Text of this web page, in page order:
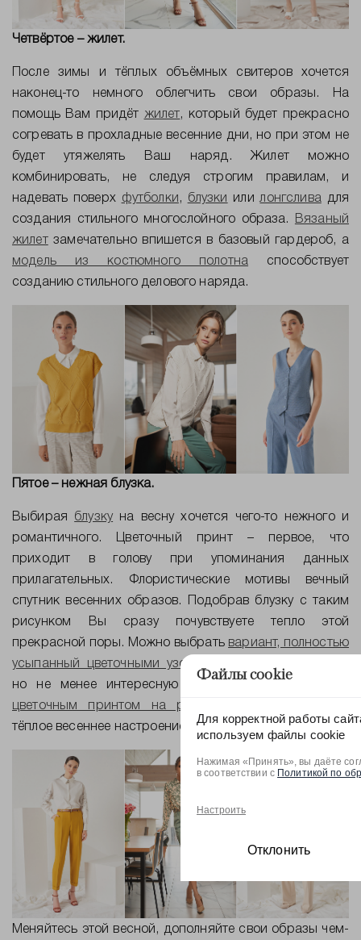
Четвёртое – жилет.
После зимы и тёплых объёмных свитеров хочется
наконец-то немного облегчить свои образы. На
помощь Вам придёт жилет, который будет прекрасно
согревать в прохладные весенние дни, но при этом не
будет утяжелять Ваш наряд. Жилет можно
комбинировать, не следуя строгим правилам, и
надевать поверх
футболки , блузки или лонгслива для
создания стильного многослойного образа.
Вязаный
жилетзамечательно впишется в базовый гардероб, а
модель из костюмного полотна
способствует
созданию стильного делового наряда.
Пятое – нежная блузка.
Выбирая блузку
на весну хочется чего-то нежного и
романтичного. Цветочный принт – первое, что
приходит в голову при упоминания данных
прилагательных. Флористические мотивы вечный
спутник весенних образов. Подобрав блузку с таким
рисунком Вы сразу почувствуете тепло этой
прекрасной поры. Можно выбрать вариант, полностью
усыпанный цветочными узорами
но не менее интересную
цветочным принтом на рукавах
тёплое весеннее настроение Вам обеспечено.
Меняйтесь этой весной, дополняйте свои образы чем-
Файлы cookie
Для корректной работы
используем файлы cookie
Нажимая «Принять», вы даёте
в соответствии с Политикой по
Настроить
Отклонить